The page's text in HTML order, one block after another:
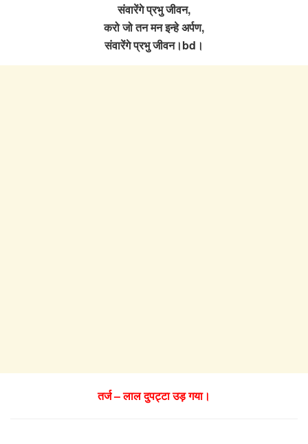
संवारेंगे प्रभु जीवन,
करो जो तन मन इन्हे अर्पण,
संवारेंगे प्रभु जीवन।bd।
तर्ज – लाल दुपट्टा उड़ गया।